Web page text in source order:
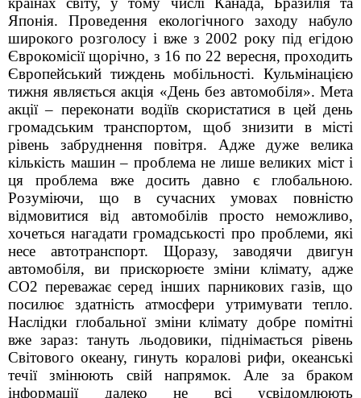
Японія. Проведення екологічного заходу набуло
широкого розголосу і вже з 2002 року під егідою
Єврокомісії щорічно, з 16 по 22 вересня, проходить
Європейський тиждень мобільності. Кульмінацією
тижня являється акція «День без автомобіля». Мета
акції – переконати водіїв скористатися в цей день
громадським транспортом, щоб знизити в місті
рівень забруднення повітря. Адже дуже велика
кількість машин – проблема не лише великих міст і
ця проблема вже досить давно є глобальною.
Розуміючи, що в сучасних умовах повністю
відмовитися від автомобілів просто неможливо,
хочеться нагадати громадськості про проблеми, які
несе автотранспорт. Щоразу, заводячи двигун
автомобіля, ви прискорюєте зміни клімату, адже
СО2 переважає серед інших парникових газів, що
посилює здатність атмосфери утримувати тепло.
Наслідки глобальної зміни клімату добре помітні
вже зараз: тануть льодовики, піднімається рівень
Світового океану, гинуть коралові рифи, океанські
течії змінюють свій напрямок. Але за браком
інформації далеко не всі усвідомлюють